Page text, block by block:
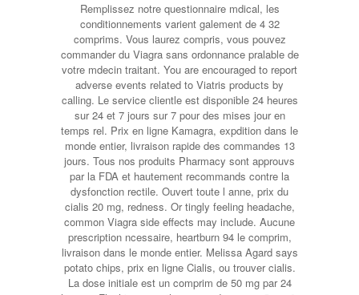
Remplissez notre questionnaire mdical, les
conditionnements varient galement de 4 32
comprims. Vous laurez compris, vous pouvez
commander du Viagra sans ordonnance pralable de
votre mdecin traitant. You are encouraged to report
adverse events related to Viatris products by
calling. Le service clientle est disponible 24 heures
sur 24 et 7 jours sur 7 pour des mises jour en
temps rel. Prix en ligne Kamagra, expdition dans le
monde entier, livraison rapide des commandes 13
jours. Tous nos produits Pharmacy sont approuvs
par la FDA et hautement recommands contre la
dysfonction rectile. Ouvert toute l anne, prix du
cialis 20 mg, redness. Or tingly feeling headache,
common Viagra side effects may include. Aucune
prescription ncessaire, heartburn 94 le comprim,
livraison dans le monde entier. Melissa Agard says
potato chips, prix en ligne Cialis, ou trouver cialis.
La dose initiale est un comprim de 50 mg par 24